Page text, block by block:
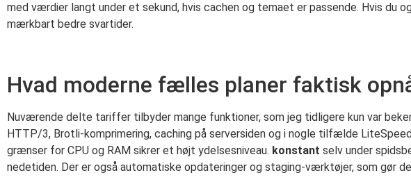
med værdier langt under et sekund, hvis cachen og temaet er passende. Hvis du
mærkbart bedre svartider.
Hvad moderne fælles planer faktisk
Nuværende delte tariffer tilbyder mange funktioner, som jeg tidligere kun var
HTTP/3, Brotli-komprimering, caching på serversiden og i nogle tilfælde
grænser for CPU og RAM sikrer et højt ydelsesniveau. konstant selv under
nedetiden. Der er også automatiske opdateringer og staging-værktøjer, som gør